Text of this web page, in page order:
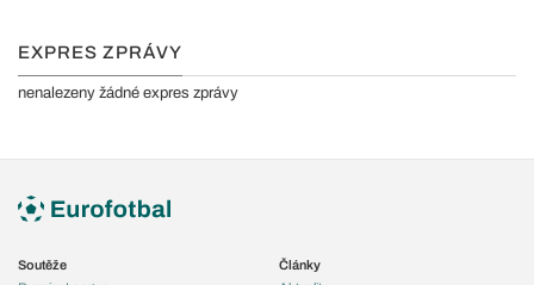
EXPRES ZPRÁVY
nenalezeny žádné expres zprávy
Soutěže
Články